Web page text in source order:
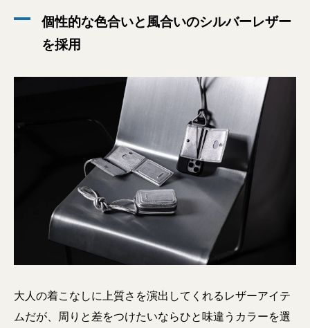
個性的な色合いと風合いのシルバーレザー
を採用
大人の着こなしに上質さを演出してくれるレザーアイテ
ムだが、周りと差をつけたいならひと味違うカラーを選